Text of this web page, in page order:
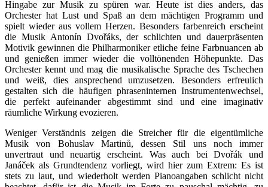
Hingabe zur Musik zu spüren war. Heute ist dies anders, das
Orchester hat Lust und Spaß an dem mächtigen Programm und
spielt wieder aus vollem Herzen. Besonders farbenreich erscheint
die Musik Antonín Dvořáks, der schlichten und dauerpräsenten
Motivik gewinnen die Philharmoniker etliche feine Farbnuancen ab
und genießen immer wieder die volltönenden Höhepunkte. Das
Orchester kennt und mag die musikalische Sprache des Tschechen
und weiß, dies ansprechend umzusetzen. Besonders erfreulich
gestalten sich die häufigen phraseninternen Instrumentenwechsel,
die perfekt aufeinander abgestimmt sind und eine imaginativ
räumliche Wirkung evozieren.
Weniger Verständnis zeigen die Streicher für die eigentümliche
Musik von Bohuslav Martinů, dessen Stil uns noch immer
unvertraut und neuartig erscheint. Was auch bei Dvořák und
Janáček als Grundtendenz vorliegt, wird hier zum Extrem: Es ist
stets zu laut, und wiederholt werden Pianoangaben schlicht nicht